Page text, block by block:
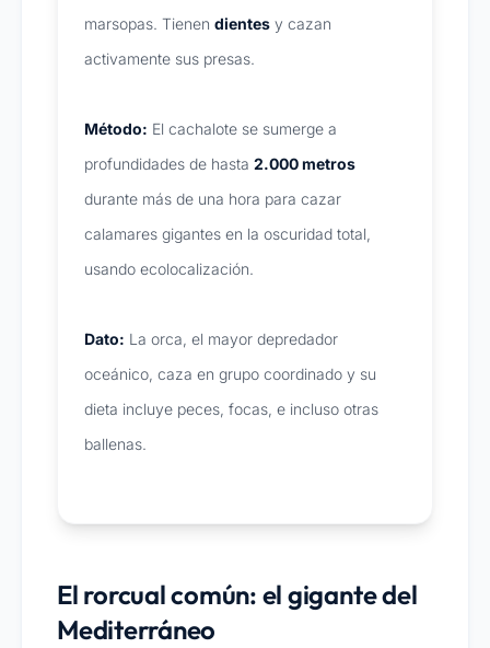
marsopas. Tienen dientes y cazan
activamente sus presas.
Método: El cachalote se sumerge a
profundidades de hasta 2.000 metros
durante más de una hora para cazar
calamares gigantes en la oscuridad total,
usando ecolocalización.
Dato: La orca, el mayor depredador
oceánico, caza en grupo coordinado y su
dieta incluye peces, focas, e incluso otras
ballenas.
El rorcual común: el gigante del
Mediterráneo